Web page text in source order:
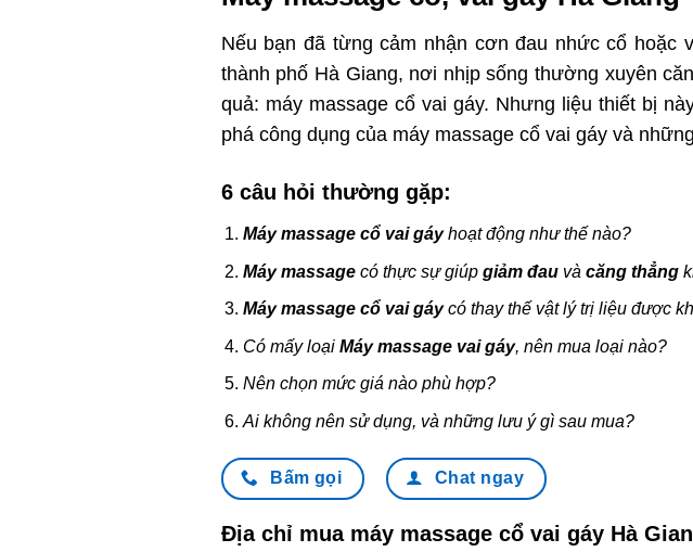
Nếu bạn đã từng cảm nhận cơn đau nhức cổ hoặc
thành phố Hà Giang, nơi nhịp sống thường xuyên
quả: máy massage cổ vai gáy. Nhưng liệu thiết bị
phá công dụng của máy massage cổ vai gáy và
6 câu hỏi thường gặp:
Máy massage cổ vai gáyhoạt động như thế nào?
Máy massage có thực sự giúpgiảm đau vàcăng thẳng
Máy massage cổ vai gáycó thay thế vật lý trị liệu được
Có mấy loạiMáy massage vai gáy, nên mua loại nào?
Nên chọn mức giá nào phù hợp?
Ai không nên sử dụng, và những lưu ý gì sau mua?
Bấm gọi Chat ngay
Địa chỉ mua máy massage cổ vai gáy Hà